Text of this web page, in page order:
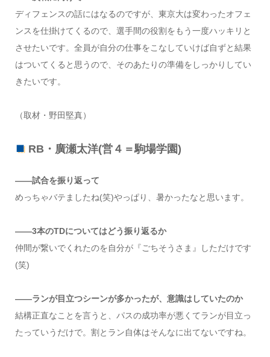
ディフェンスの話にはなるのですが、東京大は変わったオフェ
ンスを仕掛けてくるので、選手間の役割をもう一度ハッキリと
させたいです。全員が自分の仕事をこなしていけば自ずと結果
はついてくると思うので、そのあたりの準備をしっかりしてい
きたいです。
（取材・野田堅真）
RB・廣瀬太洋(営４＝駒場学園)
――試合を振り返って
めっちゃバテましたね(笑)やっぱり、暑かったなと思います。
――3本のTDについてはどう振り返るか
仲間が繋いでくれたのを自分が『ごちそうさま』しただけです
(笑)
――ランが目立つシーンが多かったが、意識はしていたのか
結構正直なことを言うと、パスの成功率が悪くてランが目立っ
たっていうだけで。割とラン自体はそんなに出てないですね。